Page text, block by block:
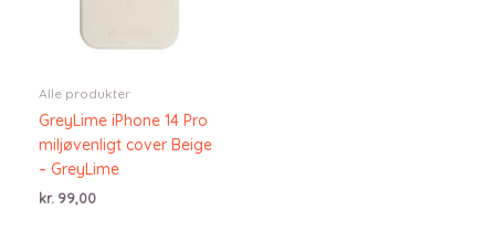
Alle produkter
GreyLime iPhone 14 Pro
miljøvenligt cover Beige
– GreyLime
kr. 99,00